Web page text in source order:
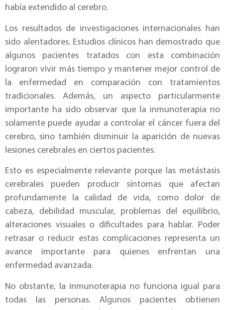
había extendido al cerebro.
Los resultados de investigaciones internacionales han
sido alentadores. Estudios clínicos han demostrado que
algunos pacientes tratados con esta combinación
lograron vivir más tiempo y mantener mejor control de
la enfermedad en comparación con tratamientos
tradicionales. Además, un aspecto particularmente
importante ha sido observar que la inmunoterapia no
solamente puede ayudar a controlar el cáncer fuera del
cerebro, sino también disminuir la aparición de nuevas
lesiones cerebrales en ciertos pacientes.
Esto es especialmente relevante porque las metástasis
cerebrales pueden producir síntomas que afectan
profundamente la calidad de vida, como dolor de
cabeza, debilidad muscular, problemas del equilibrio,
alteraciones visuales o dificultades para hablar. Poder
retrasar o reducir estas complicaciones representa un
avance importante para quienes enfrentan una
enfermedad avanzada.
No obstante, la inmunoterapia no funciona igual para
todas las personas. Algunos pacientes obtienen